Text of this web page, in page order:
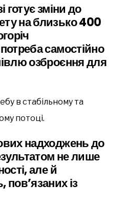
готує зміни до
на близько 400
самостійно
озброєння для
в стабільному та
потоці.
надходжень до
не лише
але й
із